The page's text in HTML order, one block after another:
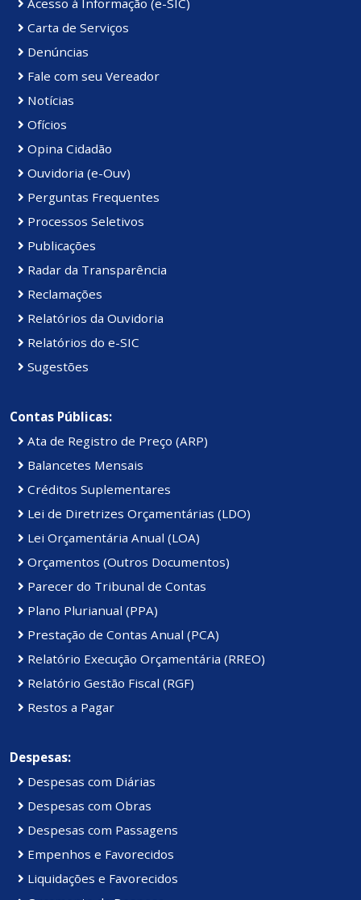
Carta de Serviços
Denúncias
Fale com seu Vereador
Notícias
Ofícios
Opina Cidadão
Ouvidoria (e-Ouv)
Perguntas Frequentes
Processos Seletivos
Publicações
Radar da Transparência
Reclamações
Relatórios da Ouvidoria
Relatórios do e-SIC
Sugestões
Contas Públicas:
Ata de Registro de Preço (ARP)
Balancetes Mensais
Créditos Suplementares
Lei de Diretrizes Orçamentárias (LDO)
Lei Orçamentária Anual (LOA)
Orçamentos (Outros Documentos)
Parecer do Tribunal de Contas
Plano Plurianual (PPA)
Prestação de Contas Anual (PCA)
Relatório Execução Orçamentária (RREO)
Relatório Gestão Fiscal (RGF)
Restos a Pagar
Despesas:
Despesas com Diárias
Despesas com Obras
Despesas com Passagens
Empenhos e Favorecidos
Liquidações e Favorecidos